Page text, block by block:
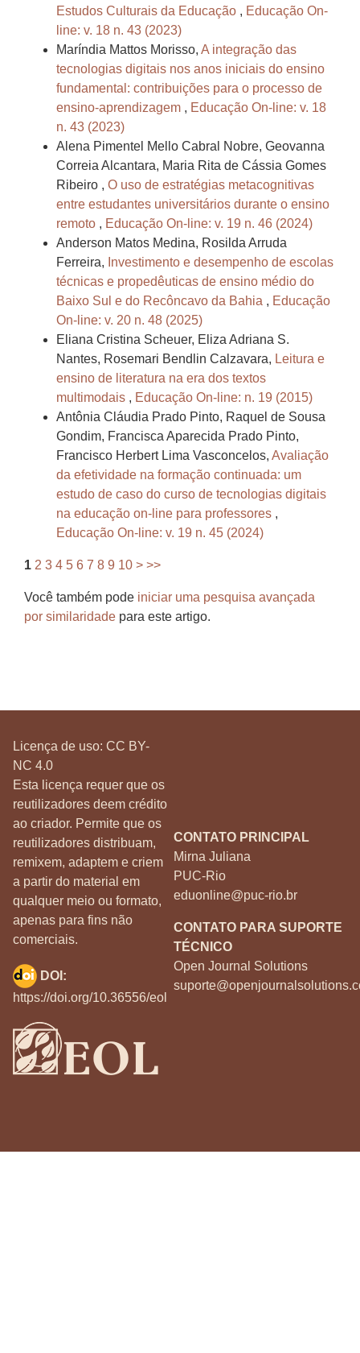
Estudos Culturais da Educação , Educação On-
line: v. 18 n. 43 (2023)
Maríndia Mattos Morisso, A integração das
tecnologias digitais nos anos iniciais do ensino
fundamental: contribuições para o processo de
ensino-aprendizagem , Educação On-line: v. 18
n. 43 (2023)
Alena Pimentel Mello Cabral Nobre, Geovanna
Correia Alcantara, Maria Rita de Cássia Gomes
Ribeiro , O uso de estratégias metacognitivas
entre estudantes universitários durante o ensino
remoto , Educação On-line: v. 19 n. 46 (2024)
Anderson Matos Medina, Rosilda Arruda
Ferreira, Investimento e desempenho de escolas
técnicas e propedêuticas de ensino médio do
Baixo Sul e do Recôncavo da Bahia , Educação
On-line: v. 20 n. 48 (2025)
Eliana Cristina Scheuer, Eliza Adriana S.
Nantes, Rosemari Bendlin Calzavara, Leitura e
ensino de literatura na era dos textos
multimodais , Educação On-line: n. 19 (2015)
Antônia Cláudia Prado Pinto, Raquel de Sousa
Gondim, Francisca Aparecida Prado Pinto,
Francisco Herbert Lima Vasconcelos, Avaliação
da efetividade na formação continuada: um
estudo de caso do curso de tecnologias digitais
na educação on-line para professores ,
Educação On-line: v. 19 n. 45 (2024)
1 2 3 4 5 6 7 8 9 10 > >>
Você também pode iniciar uma pesquisa avançada
por similaridade para este artigo.
Licença de uso: CC BY-
NC 4.0
Esta licença requer que os
reutilizadores deem crédito
ao criador. Permite que os
reutilizadores distribuam,
remixem, adaptem e criem
a partir do material em
qualquer meio ou formato,
apenas para fins não
comerciais.
CONTATO PRINCIPAL
Mirna Juliana
PUC-Rio
eduonline@puc-rio.br
CONTATO PARA SUPORTE
TÉCNICO
Open Journal Solutions
DOI:
https://doi.org/10.36556/eol